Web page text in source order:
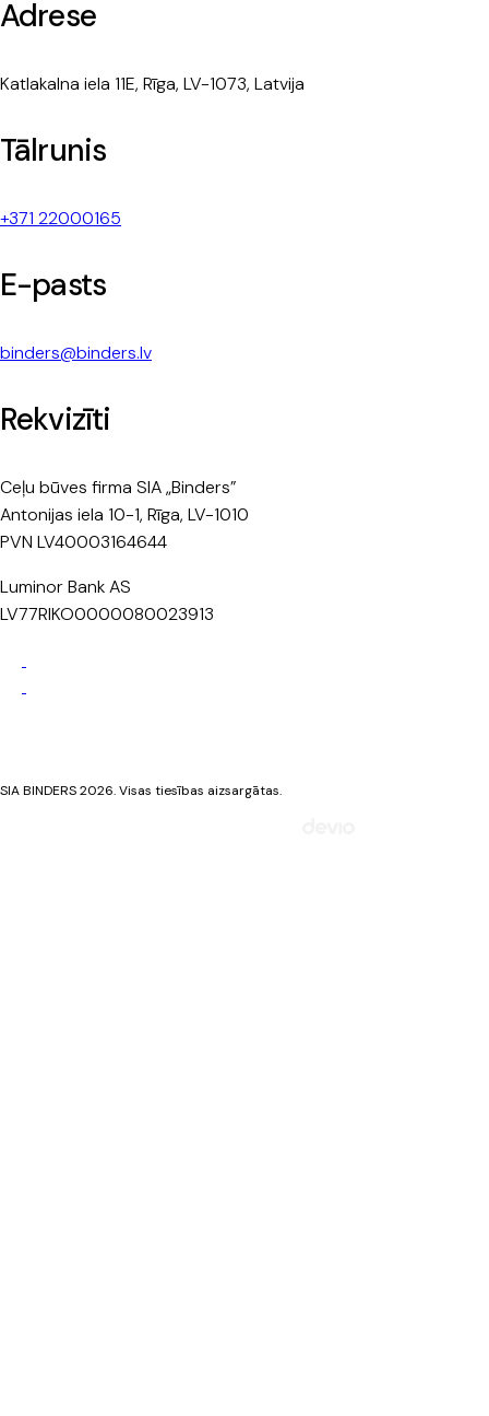
Adrese
Katlakalna iela 11E, Rīga, LV-1073, Latvija
Tālrunis
+371 22000165
E-pasts
binders@binders.lv
Rekvizīti
Ceļu būves firma SIA „Binders”
Antonijas iela 10-1, Rīga, LV-1010
PVN LV40003164644
Luminor Bank AS
LV77RIKO0000080023913
SIA BINDERS 2026. Visas tiesības aizsargātas.